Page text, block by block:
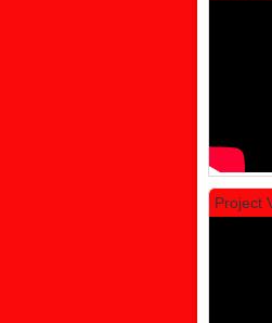
Project